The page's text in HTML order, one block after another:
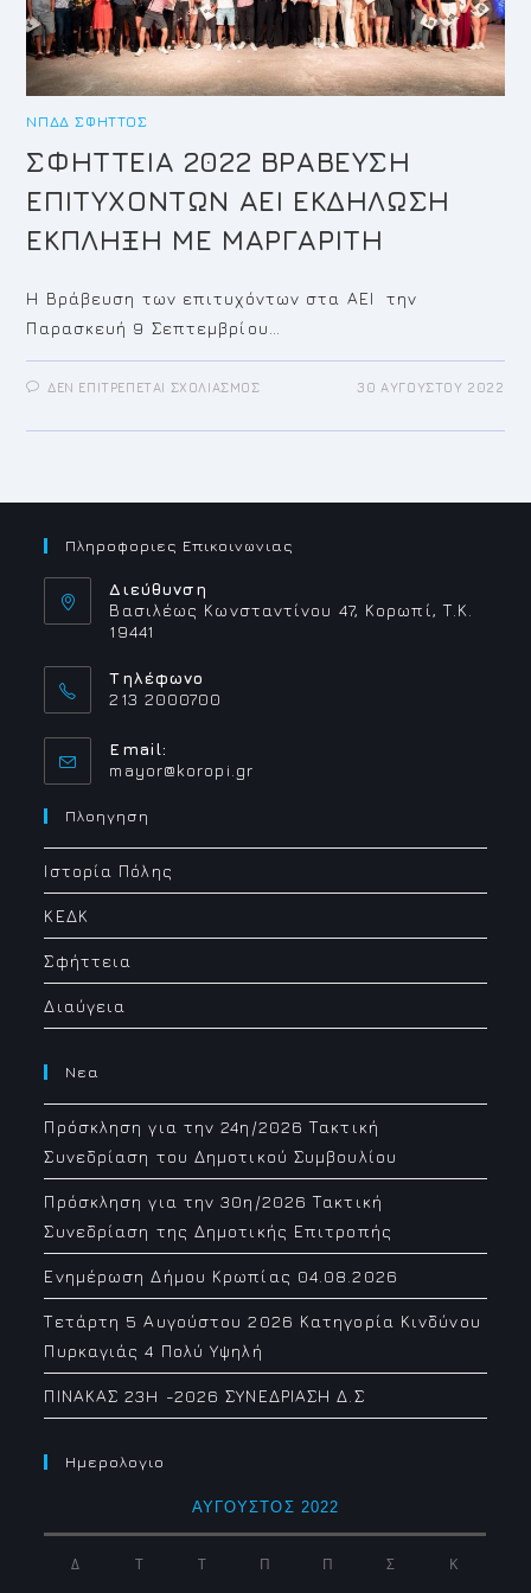
ΝΠΔΔ ΣΦΗΤΤΌΣ
ΣΦΗΤΤΕΙΑ 2022 ΒΡΑΒΕΥΣΗ
ΕΠΙΤΥΧΟΝΤΩΝ ΑΕΙ ΕΚΔΗΛΩΣΗ
ΕΚΠΛΗΞΗ ΜΕ ΜΑΡΓΑΡΙΤΗ
Η Βράβευση των επιτυχόντων στα ΑΕΙ την
Παρασκευή 9 Σεπτεμβρίου…
ΔΕΝ ΕΠΙΤΡΈΠΕΤΑΙ ΣΧΟΛΙΑΣΜΌΣΣΤΟ
ΒΡΑΒΕΥΣΗ
ΜΕ
30 ΑΥΓΟΎΣΤΟΥ 2022
Πληροφοριες Επικοινωνιας
Διεύθυνση
Βασιλέως Κωνσταντίνου 47, Κορωπί, Τ.Κ.
19441
Τηλέφωνο
213 2000700
Email:
mayor@koropi.grOpens
Πλοηγηση
Ιστορία Πόλης
ΚΕΔΚ
Σφήττεια
Διαύγεια
Νεα
Πρόσκληση για την 24η/2026 Τακτική
Συνεδρίαση του Δημοτικού Συμβουλίου
Πρόσκληση για την 30η/2026 Τακτική
Συνεδρίαση της Δημοτικής Επιτροπής
Ενημέρωση Δήμου Κρωπίας 04.08.2026
Τετάρτη 5 Αυγούστου 2026 Κατηγορία Κινδύνου
Πυρκαγιάς 4 Πολύ Υψηλή
ΠΙΝΑΚΑΣ 23H -2026 ΣΥΝΕΔΡΙΑΣΗ Δ.Σ
Ημερολογιο
ΑΎΓΟΥΣΤΟΣ 2022
Δ Τ Τ Π Π Σ Κ